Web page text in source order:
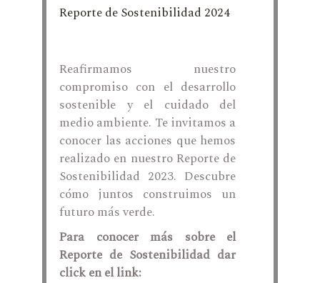
Reporte de Sostenibilidad 2024
Reafirmamos nuestro
compromiso con el desarrollo
sostenible y el cuidado del
medio ambiente. Te invitamos a
conocer las acciones que hemos
realizado en nuestro Reporte de
Sostenibilidad 2023. Descubre
cómo juntos construimos un
futuro más verde.
Para conocer más sobre el
Reporte de Sostenibilidad dar
click en el link: